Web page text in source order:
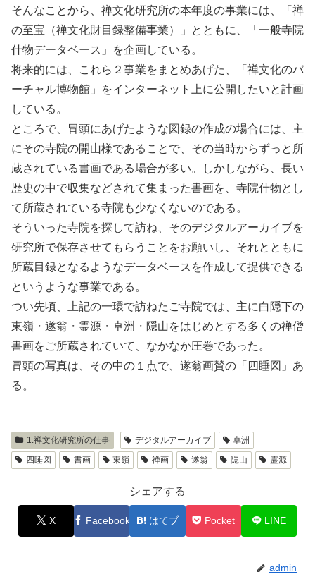
そんなことから、禅文化研究所の本年度の事業には、「禅
の至宝（禅文化財目録整備事業）」とともに、「一般寺院
什物データベース」を企画している。
将来的には、これら２事業をまとめあげた、「禅文化のバ
ーチャル博物館」をインターネット上に公開したいと計画
している。
ところで、冒頭にあげたような図録の作成の場合には、主
にその寺院の開山様であることで、その当時からずっと所
蔵されている書画である場合が多い。しかしながら、長い
歴史の中で収集などされて集まった書画を、寺院什物とし
て所蔵されている寺院も少なくないのである。
そういった寺院を探して訪ね、そのデジタルアーカイブを
研究所で保存させてもらうことをお願いし、それとともに
所蔵目録となるようなデータベースを作成して提供できる
というような事業である。
つい先頃、上記の一環で訪ねたご寺院では、主に白隠下の
東嶺・遂翁・霊源・卓洲・隠山をはじめとする多くの禅僧
書画をご所蔵されていて、なかなか圧巻であった。
冒頭の写真は、その中の１点で、遂翁画賛の「四睡図」あ
る。
1.禅文化研究所の仕事 デジタルアーカイブ
卓洲
四睡図
書画 東嶺 禅画 遂翁 隠山 霊源
シェアする
X Facebook はてブ Pocket LINE
admin